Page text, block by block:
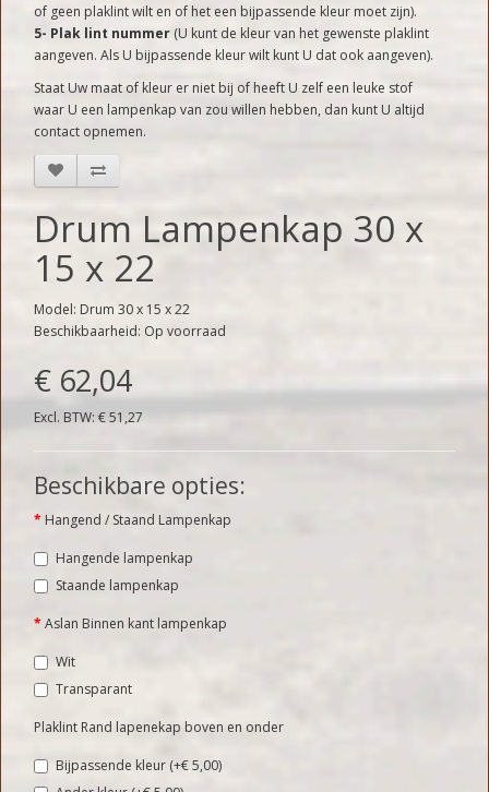
of geen plaklint wilt en of het een bijpassende kleur moet zijn).
5- Plak lint nummer (U kunt de kleur van het gewenste plaklint
aangeven. Als U bijpassende kleur wilt kunt U dat ook aangeven).
Staat Uw maat of kleur er niet bij of heeft U zelf een leuke stof
waar U een lampenkap van zou willen hebben, dan kunt U altijd
contact opnemen.
Drum Lampenkap 30 x
15 x 22
Model: Drum 30 x 15 x 22
Beschikbaarheid: Op voorraad
€ 62,04
Excl. BTW: € 51,27
Beschikbare opties:
Hangend / Staand Lampenkap
Hangende lampenkap
Staande lampenkap
Aslan Binnen kant lampenkap
Wit
Transparant
Plaklint Rand lapenekap boven en onder
Bijpassende kleur (+€ 5,00)